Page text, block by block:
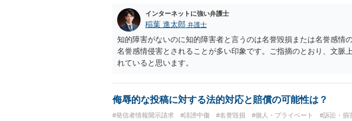
インターネットに強い弁護士
稲葉 進太郎 弁護士
知的障害がないのに知的障害者と言うのは名誉毀損または名誉感情
名誉感情侵害とされることが多い印象です。ご指摘のとおり、文脈
れていると思います。
侮辱的な投稿に対する法的対応と賠償の可能性は？
#発信者情報開示請求 #誹謗中傷 #名誉毀損 #個人・プライベート #訴訟・損